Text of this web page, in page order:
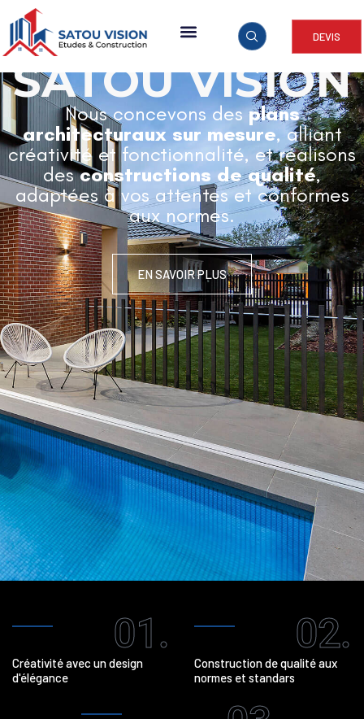
DEVIS
ARCHITECTURE & CONSTRUCTION
SATOU VISION
Nous concevons desplans
architecturaux sur mesure, alliant
créativité et fonctionnalité, et réalisons
desconstructions de qualité,
adaptées à vos attentes et conformes
aux normes.
EN SAVOIR PLUS
01.
Créativité avec un design
d'élégance
02.
Construction de qualité aux
normes et standars